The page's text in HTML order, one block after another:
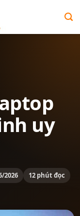
uy
2026
12 phút đọc